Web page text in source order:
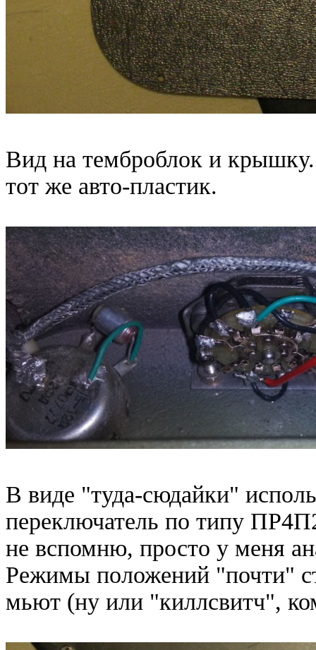
Вид на темброблок и
тот же авто-пластик.
В виде "туда-сюдайки"
переключатель по типу
не вспомню, просто у меня
Режимы положений "почти"
мьют (ну или "киллсвитч",